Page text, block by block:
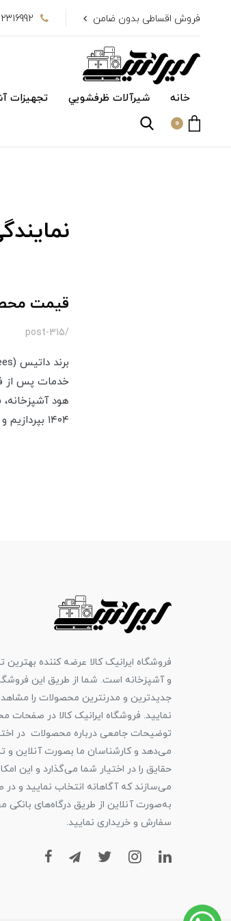
فروش اقساطی بدون ضامن 021-22316927
خانه شیرآلات ظرفشويي تجهیزات
0
قیمت
/post-315
خدمات پس از
هود
۱۴۰۴ بپردازیم و عوامل مؤثر بر این قیمت‌ها را بررسی کنیم
فروشگاه ایرانیک کالا عرضه کننده بهترین
و آشپزخانه است. شما از طریق این
جدیدترین و مدرنترین محصولات را
نمایید. فروشگاه ایرانیک کالا در صفحات
توضیحات جامعی درباره محصولات در
می‌دهد و کارشناسان ما بصورت آنلاین و
حقایق را در اختیار شما می‌گذارد و این
می‌سازند که آگاهانه انتخاب نمایید و
به‌صورت آنلاین از طریق درگاه‌های بانکی
سفارش و خریداری نمایید.